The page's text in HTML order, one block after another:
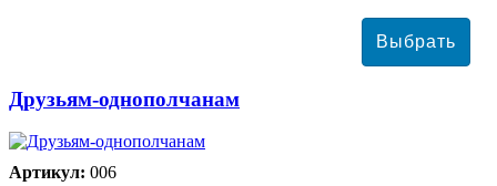
Друзьям-однополчанам
Артикул: 006